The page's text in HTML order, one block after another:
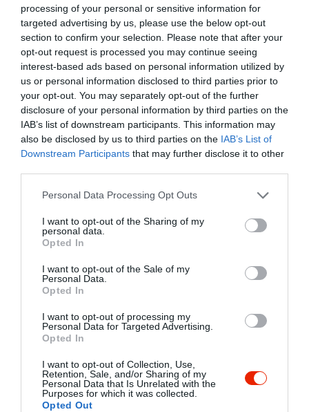
processing of your personal or sensitive information for
targeted advertising by us, please use the below opt-out
section to confirm your selection. Please note that after your
opt-out request is processed you may continue seeing
interest-based ads based on personal information utilized by
us or personal information disclosed to third parties prior to
your opt-out. You may separately opt-out of the further
disclosure of your personal information by third parties on the
IAB’s list of downstream participants. This information may
also be disclosed by us to third parties on the IAB’s List of
Downstream Participants that may further disclose it to other
Please note that this website/app uses one or more Google
not limited to your visit or usage behaviour. You may click to
grant or deny consent to Google and its third-party tags to
use your data for below specified purposes in below Google
consent section.
Personal Data Processing Opt Outs
I want to opt-out of the Sharing of my
personal data.
Opted In
I want to opt-out of the Sale of my
Personal Data.
Opted In
I want to opt-out of processing my
Personal Data for Targeted Advertising.
Opted In
I want to opt-out of Collection, Use,
Retention, Sale, and/or Sharing of my
Personal Data that Is Unrelated with the
Purposes for which it was collected.
Opted Out
Probléma jelentése Te vagy a tulajdonos?
Értékelések